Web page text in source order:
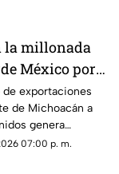
la millonada
México por
de Estados
aguacate de
de exportaciones
de Michoacán a
genera
07:00 p. m.